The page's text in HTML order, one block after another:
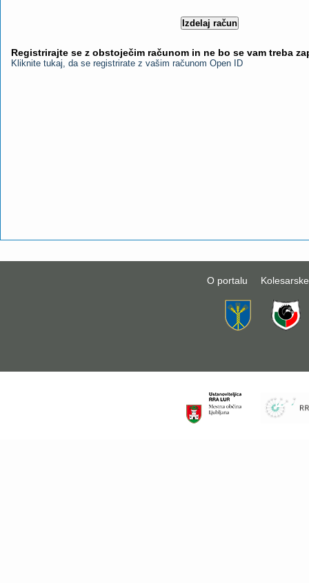
Registrirajte se z obstoječim računom in ne bo se vam treba
Kliknite tukaj, da se registrirate z vašim računom Open ID
O portalu